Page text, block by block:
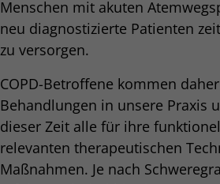
Menschen mit akuten
neu diagnostizierte Patienten
zu versorgen.
COPD-Betroffene kommen
Behandlungen in unsere Praxis
dieser Zeit alle für ihre
relevanten therapeutischen
Maßnahmen. Je nach